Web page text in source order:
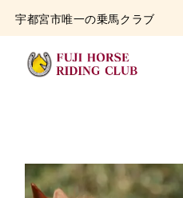
宇都宮市唯一の乗馬クラブ